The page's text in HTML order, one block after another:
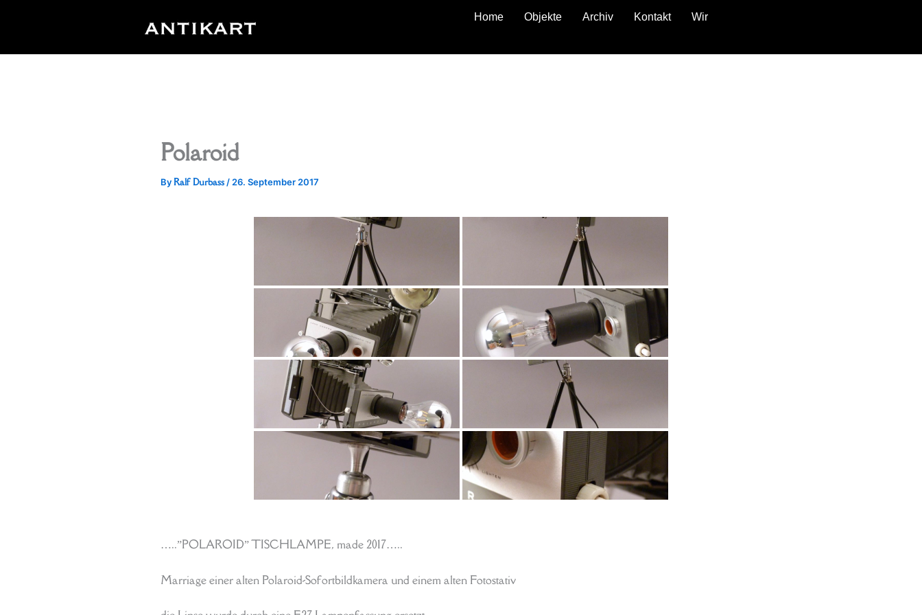
Home Objekte Archiv Kontakt Wir
Polaroid
ByRalf Durbass / 26. September 2017
…..”POLAROID” TISCHLAMPE, made 2017…..
Marriage einer alten Polaroid-Sofortbildkamera und einem alten Fotostativ